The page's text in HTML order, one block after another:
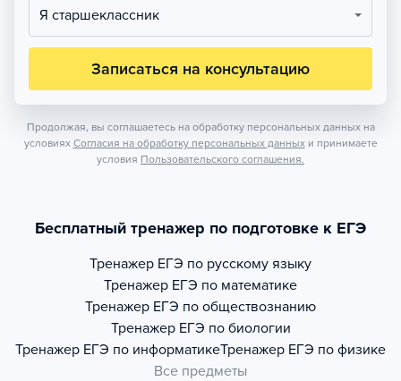
Я старшеклассник
Записаться на консультацию
Продолжая, вы соглашаетесь на обработку персональных данных на
условиях Согласия на обработку персональных данных и принимаете
условия Пользовательского соглашения.
Бесплатный тренажер по подготовке к ЕГЭ
Тренажер ЕГЭ по русскому языку
Тренажер ЕГЭ по математике
Тренажер ЕГЭ по обществознанию
Тренажер ЕГЭ по биологии
Тренажер ЕГЭ по информатикеТренажер ЕГЭ по физике
Все предметы